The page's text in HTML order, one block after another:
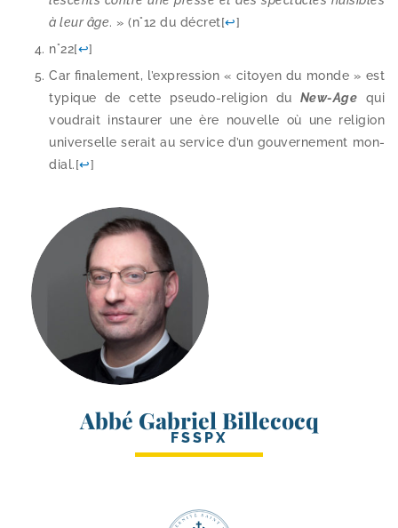
à leur âge. » (n°12 du décret[↩]
n°22[↩]
Car fina­le­ment, l’ex­pres­sion « citoyen du monde » est
typique de cette pseudo-​religion du New-​Age qui
vou­drait ins­tau­rer une ère nou­velle où une reli­gion
uni­ver­selle serait au ser­vice d’un gou­ver­ne­ment mon­
dial.[↩]
Abbé Gabriel Billecocq
FSSPX